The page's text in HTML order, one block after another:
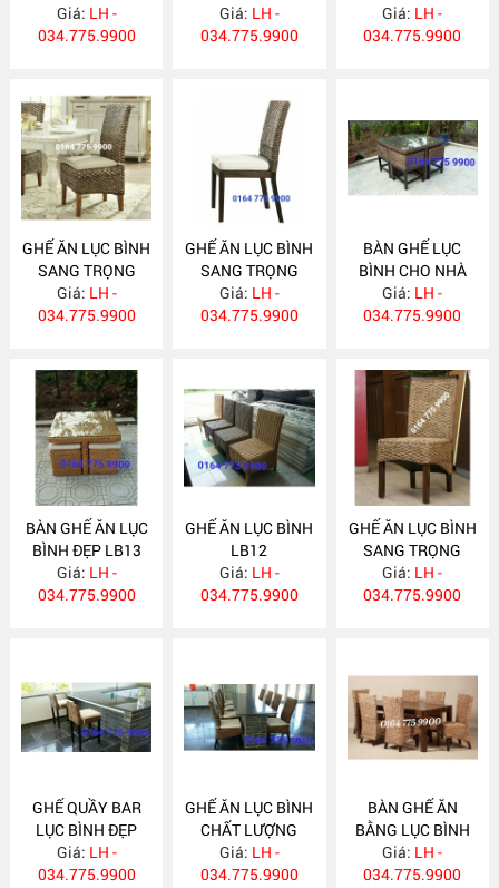
Giá: LH -
034.775.9900
Giá: LH -
034.775.9900
LB17
Giá: LH -
034.775.9900
GHẾ ĂN LỤC BÌNH
SANG TRỌNG
LB16
Giá: LH -
034.775.9900
GHẾ ĂN LỤC BÌNH
SANG TRỌNG
LB15
Giá: LH -
034.775.9900
BÀN GHẾ LỤC
BÌNH CHO NHÀ
HÀNG SANG
TRỌNG LB14
Giá: LH -
034.775.9900
BÀN GHẾ ĂN LỤC
BÌNH ĐẸP LB13
Giá: LH -
034.775.9900
GHẾ ĂN LỤC BÌNH
LB12
Giá: LH -
034.775.9900
GHẾ ĂN LỤC BÌNH
SANG TRỌNG
LB11
Giá: LH -
034.775.9900
GHẾ QUẦY BAR
LỤC BÌNH ĐẸP
LB10
Giá: LH -
034.775.9900
GHẾ ĂN LỤC BÌNH
CHẤT LƯỢNG
CAO LB9
Giá: LH -
034.775.9900
BÀN GHẾ ĂN
BẰNG LỤC BÌNH
LB8
Giá: LH -
034.775.9900